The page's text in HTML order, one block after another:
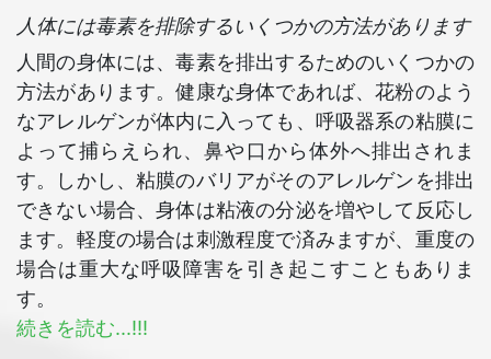
人体には毒素を排除するいくつかの方法があります
人間の身体には、毒素を排出するためのいくつかの
方法があります。健康な身体であれば、花粉のよう
なアレルゲンが体内に入っても、呼吸器系の粘膜に
よって捕らえられ、鼻や口から体外へ排出されま
す。しかし、粘膜のバリアがそのアレルゲンを排出
できない場合、身体は粘液の分泌を増やして反応し
ます。軽度の場合は刺激程度で済みますが、重度の
場合は重大な呼吸障害を引き起こすこともありま
す。
続きを読む...!!!